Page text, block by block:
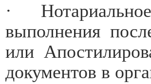
·
Нотариальное
выполнения
или
документов в